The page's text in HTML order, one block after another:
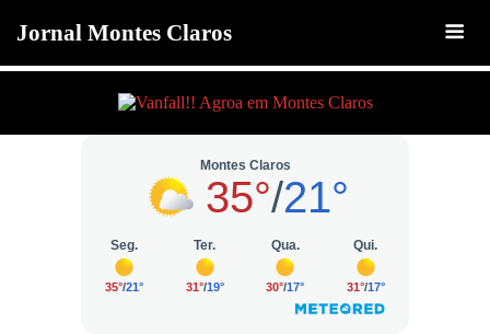
Jornal Montes Claros